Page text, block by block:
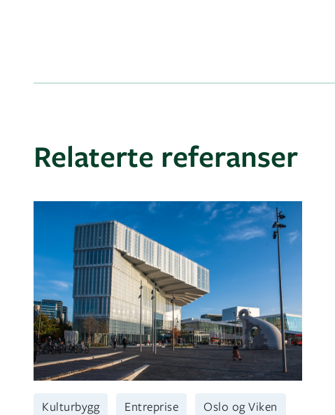
Relaterte referanser
Kulturbygg Entreprise Oslo og Viken